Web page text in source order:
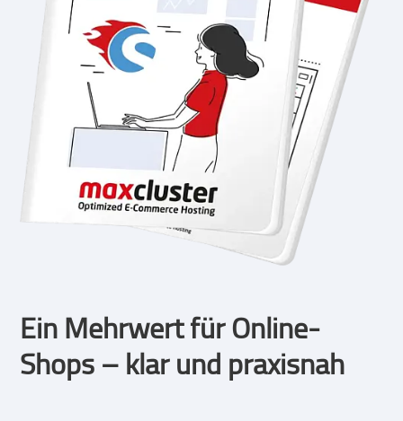
Ein Mehrwert für Online-
Shops – klar und praxisnah